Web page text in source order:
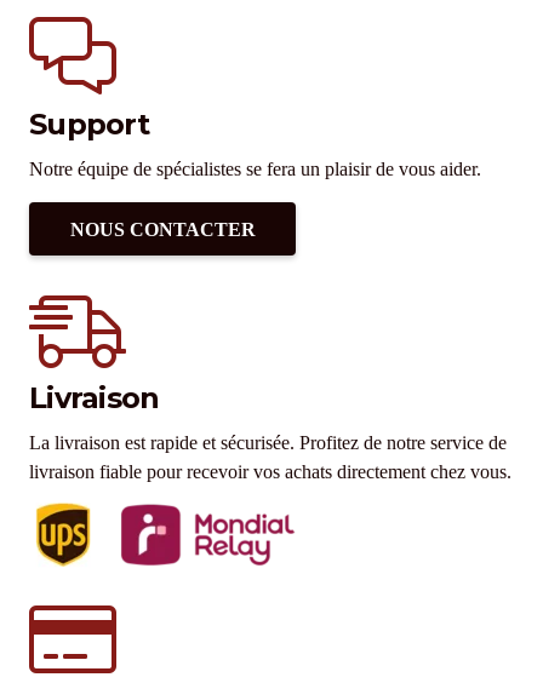
Support
Notre équipe de spécialistes se fera un plaisir de vous aider.
NOUS CONTACTER
Livraison
La livraison est rapide et sécurisée. Profitez de notre service de
livraison fiable pour recevoir vos achats directement chez vous.